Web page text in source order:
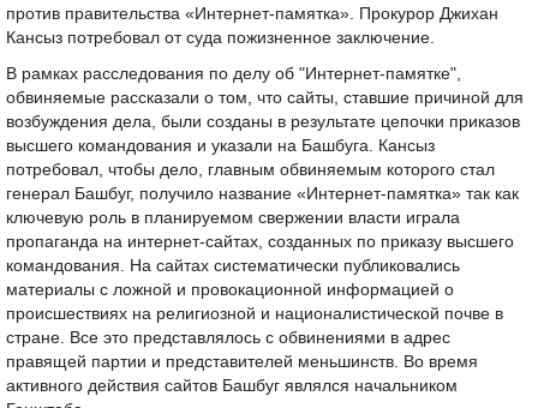
против правительства «Интернет-памятка». Прокурор Джихан
Кансыз потребовал от суда пожизненное заключение.
В рамках расследования по делу об "Интернет-памятке",
обвиняемые рассказали о том, что сайты, ставшие причиной для
возбуждения дела, были созданы в результате цепочки приказов
высшего командования и указали на Башбуга. Кансыз
потребовал, чтобы дело, главным обвиняемым которого стал
генерал Башбуг, получило название «Интернет-памятка» так как
ключевую роль в планируемом свержении власти играла
пропаганда на интернет-сайтах, созданных по приказу высшего
командования. На сайтах систематически публиковались
материалы с ложной и провокационной информацией о
происшествиях на религиозной и националистической почве в
стране. Все это представлялось с обвинениями в адрес
правящей партии и представителей меньшинств. Во время
активного действия сайтов Башбуг являлся начальником